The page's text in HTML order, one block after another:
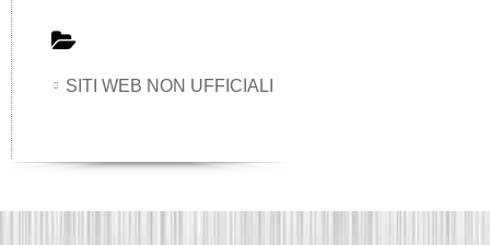
SITI WEB NON UFFICIALI